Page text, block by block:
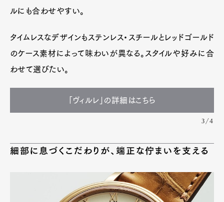
ルにも合わせやすい。
タイムレスなデザインもステンレス・スチールとレッドゴールド
のケース素材によって味わいが異なる。スタイルや好みに合
わせて選びたい。
「ヴィルレ」の詳細はこちら
3/4
細部に息づくこだわりが、端正な佇まいを支える